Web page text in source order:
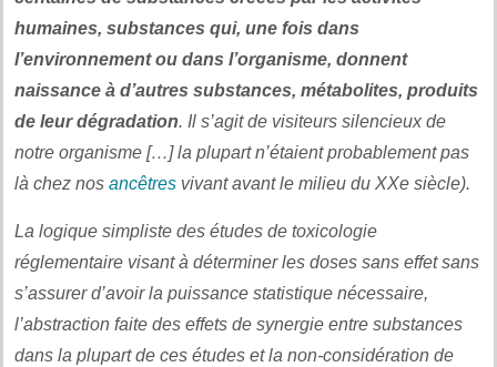
humaines, substances qui, une fois dans
l’environnement ou dans l’organisme, donnent
naissance à d’autres substances, métabolites, produits
de leur dégradation. Il s’agit de visiteurs silencieux de
notre organisme […] la plupart n’étaient probablement pas
là chez nos ancêtres vivant avant le milieu du XXe siècle).
La logique simpliste des études de toxicologie
réglementaire visant à déterminer les doses sans effet sans
s’assurer d’avoir la puissance statistique nécessaire,
l’abstraction faite des effets de synergie entre substances
dans la plupart de ces études et la non-considération de